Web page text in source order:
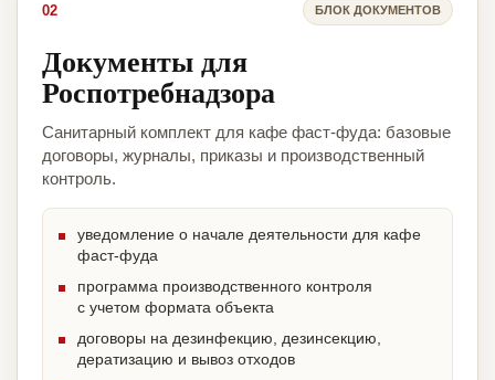
02 БЛОК ДОКУМЕНТОВ
Документы для
Роспотребнадзора
Санитарный комплект для кафе фаст-фуда: базовые
договоры, журналы, приказы и производственный
контроль.
уведомление о начале деятельности для кафе
фаст-фуда
программа производственного контроля
с учетом формата объекта
договоры на дезинфекцию, дезинсекцию,
дератизацию и вывоз отходов